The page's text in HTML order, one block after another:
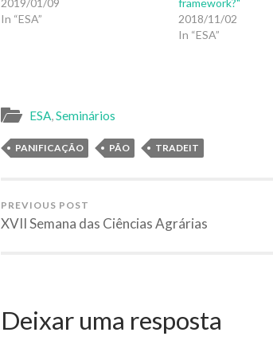
2019/01/09
In “ESA”
framework?"
2018/11/02
In “ESA”
ESA Seminários
PANIFICAÇÃO PÃO TRADEIT
PREVIOUS POST
XVII Semana das Ciências Agrárias
Deixar uma resposta